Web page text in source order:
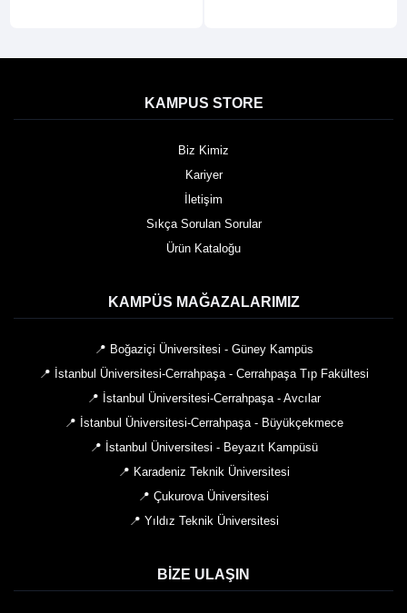
KAMPUS STORE
Biz Kimiz
Kariyer
İletişim
Sıkça Sorulan Sorular
Ürün Kataloğu
KAMPÜS MAĞAZALARIMIZ
📍 Boğaziçi Üniversitesi - Güney Kampüs
📍 İstanbul Üniversitesi-Cerrahpaşa - Cerrahpaşa Tıp Fakültesi
📍 İstanbul Üniversitesi-Cerrahpaşa - Avcılar
📍 İstanbul Üniversitesi-Cerrahpaşa - Büyükçekmece
📍 İstanbul Üniversitesi - Beyazıt Kampüsü
📍 Karadeniz Teknik Üniversitesi
📍 Çukurova Üniversitesi
📍 Yıldız Teknik Üniversitesi
BIZE ULAŞIN